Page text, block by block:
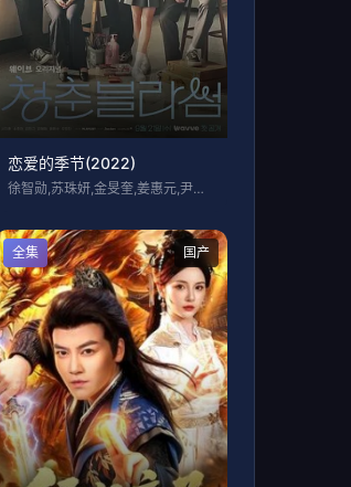
恋爱的季节(2022)
徐智勋,苏珠妍,金旻奎,姜惠元,尹贤秀,
国产
全集